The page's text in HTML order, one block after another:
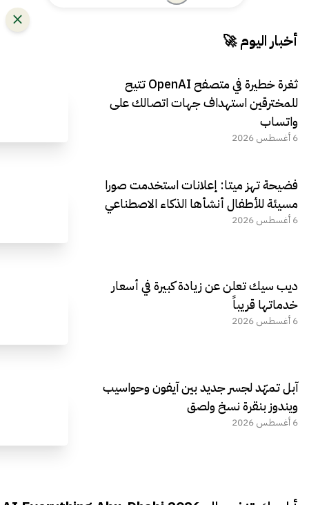
أخبار اليوم 🚀
ثغرة خطيرة في متصفح OpenAI تتيح
للمخترقين استهداف جهات اتصالك على
واتساب
6 أغسطس 2026
فضيحة تهز ميتا: إعلانات استخدمت صورا
مسيئة للأطفال أنشأها الذكاء الاصطناعي
6 أغسطس 2026
ديب سيك تعلن عن زيادة كبيرة في أسعار
خدماتها قريباً
6 أغسطس 2026
آبل تمهّد لجسر جديد بين آيفون وحواسيب
ويندوز بنقرة نسخ ولصق
6 أغسطس 2026